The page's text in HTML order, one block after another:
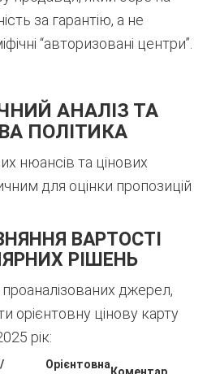
за гарантію, а не
“авторизовані центри”.
АНАЛІЗ ТА
ПОЛІТИКА
нюансів та цінових
для оцінки пропозицій
ВАРТОСТІ
РІШЕНЬ
джерел,
орієнтовну цінову карту
рік:
Орієнтовна
Коментар